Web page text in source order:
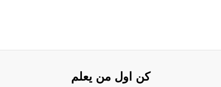
كن اول من يعلم